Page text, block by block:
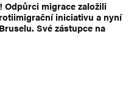
co??? Ten
Odpůrci migrace založili
iniciativu a nyní
Své zástupce na